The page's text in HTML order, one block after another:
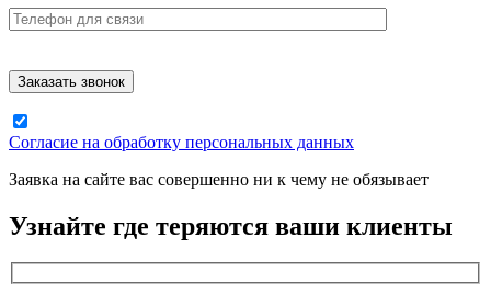
Согласие на обработку персональных данных
Заявка на сайте вас совершенно ни к чему не обязывает
Узнайте где теряются ваши клиенты